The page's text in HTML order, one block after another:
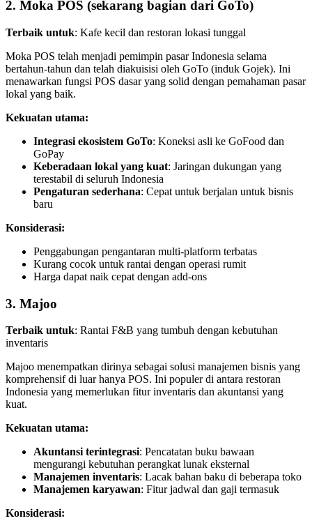
2. Moka POS (sekarang bagian dari GoTo)
Terbaik untuk: Kafe kecil dan restoran lokasi tunggal
Moka POS telah menjadi pemimpin pasar Indonesia selama
bertahun-tahun dan telah diakuisisi oleh GoTo (induk Gojek). Ini
menawarkan fungsi POS dasar yang solid dengan pemahaman pasar
lokal yang baik.
Kekuatan utama:
Integrasi ekosistem GoTo: Koneksi asli ke GoFood dan
GoPay
Keberadaan lokal yang kuat: Jaringan dukungan yang
terestabil di seluruh Indonesia
Pengaturan sederhana: Cepat untuk berjalan untuk bisnis
baru
Konsiderasi:
Penggabungan pengantaran multi-platform terbatas
Kurang cocok untuk rantai dengan operasi rumit
Harga dapat naik cepat dengan add-ons
3. Majoo
Terbaik untuk: Rantai F&B yang tumbuh dengan kebutuhan
inventaris
Majoo menempatkan dirinya sebagai solusi manajemen bisnis yang
komprehensif di luar hanya POS. Ini populer di antara restoran
Indonesia yang memerlukan fitur inventaris dan akuntansi yang
kuat.
Kekuatan utama:
Akuntansi terintegrasi: Pencatatan buku bawaan
mengurangi kebutuhan perangkat lunak eksternal
Manajemen inventaris: Lacak bahan baku di beberapa toko
Manajemen karyawan: Fitur jadwal dan gaji termasuk
Konsiderasi: